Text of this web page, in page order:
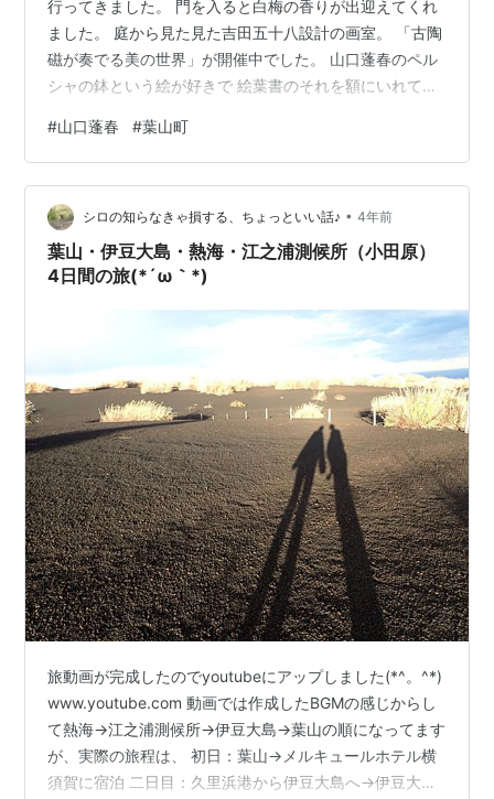
行ってきました。 門を入ると白梅の香りが出迎えてくれ
ました。 庭から見た見た吉田五十八設計の画室。 「古陶
磁が奏でる美の世界」が開催中でした。 山口蓬春のペル
シャの鉢という絵が好きで 絵葉書のそれを額にいれて飾
示されていて 嬉しくて見入ってしまいました。 深鉢に鳥
の絵が一筆書きのようにサラリと書かれているのです
が、 鉢に描いた絵付け職人さんもそれを題材にした日本
画もどちらにも 単調な線の中にぬくもりを感じます。 こ
の絵の影響で、以前私も絵柄は違いますが ペルシャの小
鉢を買い求めたことがありま…
#山口蓬春 #葉山町
シロの知らなきゃ損する、ちょっといい話♪ • 4年前
葉山・伊豆大島・熱海・江之浦測候所（小田原）
4日間の旅(*´ω｀*)
旅動画が完成したのでyoutubeにアップしました(*^。^*)
www.youtube.com 動画では作成したBGMの感じからし
て熱海→江之浦測候所→伊豆大島→葉山の順になってます
が、実際の旅程は、 初日：葉山→メルキュールホテル横
須賀に宿泊 二日目：久里浜港から伊豆大島へ→伊豆大島